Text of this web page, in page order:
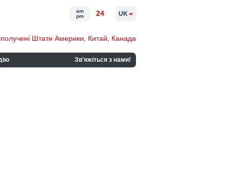
Штати Америки Китай Канада
Зв'яжіться з нами!
am
pm
24 UK